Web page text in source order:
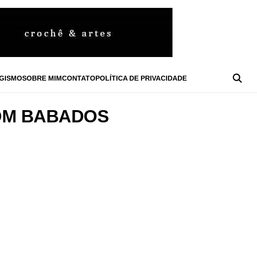
SOBRE MIMCONTATOPOLÍTICA DE PRIVACIDADE
BABADOS